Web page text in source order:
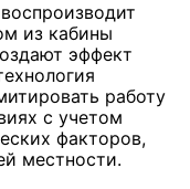
из кабины
эффект
работу
с учетом
факторов,
местности.